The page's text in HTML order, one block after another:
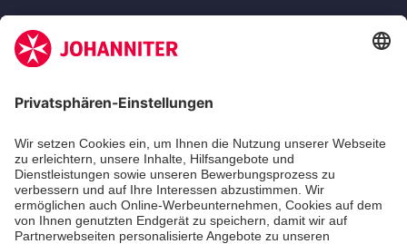
Zertifizierung der Johanniter-Unfall-Hilfe e.V.
Die Johanniter GmbH führt das Spendenzertifikat
des Deutschen Spendenrats e.V.